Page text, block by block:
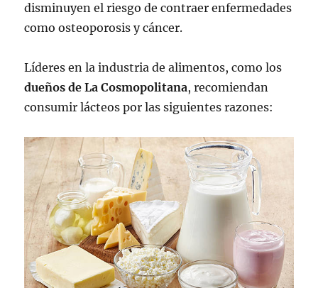
disminuyen el riesgo de contraer enfermedades
como osteoporosis y cáncer.
Líderes en la industria de alimentos, como los
dueños de La Cosmopolitana, recomiendan
consumir lácteos por las siguientes razones: